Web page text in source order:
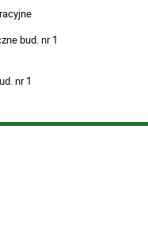
bud. nr 1
nr 1